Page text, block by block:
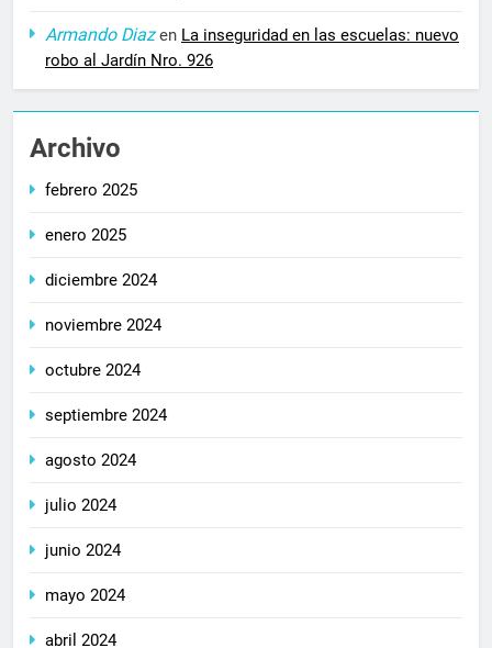
Armando Diazen La inseguridad en las escuelas: nuevo
robo al Jardín Nro. 926
Archivo
febrero 2025
enero 2025
diciembre 2024
noviembre 2024
octubre 2024
septiembre 2024
agosto 2024
julio 2024
junio 2024
mayo 2024
abril 2024